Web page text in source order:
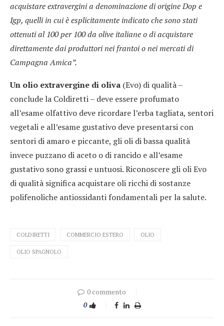
acquistare extravergini a denominazione di origine Dop e
Igp, quelli in cui è esplicitamente indicato che sono stati
ottenuti al 100 per 100 da olive italiane o di acquistare
direttamente dai produttori nei frantoi o nei mercati di
Campagna Amica”.
Un olio extravergine di oliva (Evo) di qualità –
conclude la Coldiretti – deve essere profumato
all’esame olfattivo deve ricordare l’erba tagliata, sentori
vegetali e all’esame gustativo deve presentarsi con
sentori di amaro e piccante, gli oli di bassa qualità
invece puzzano di aceto o di rancido e all’esame
gustativo sono grassi e untuosi. Riconoscere gli oli Evo
di qualità significa acquistare oli ricchi di sostanze
polifenoliche antiossidanti fondamentali per la salute.
COLDIRETTI COMMERCIO ESTERO OLIO
OLIO SPAGNOLO
0 commento
0